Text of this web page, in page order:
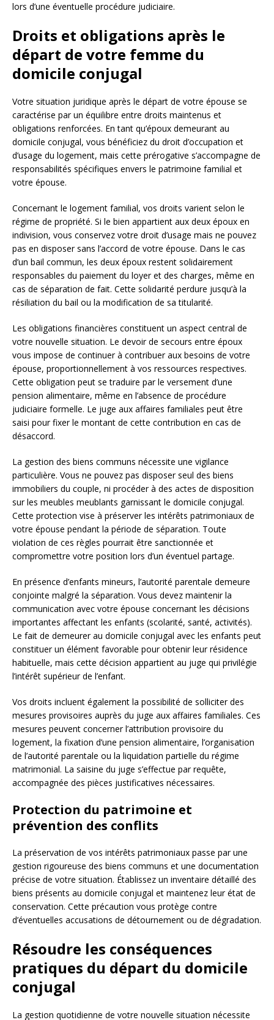
lors d’une éventuelle procédure judiciaire.
Droits et obligations après le
départ de votre femme du
domicile conjugal
Votre situation juridique après le départ de votre épouse se
caractérise par un équilibre entre droits maintenus et
obligations renforcées. En tant qu’époux demeurant au
domicile conjugal, vous bénéficiez du droit d’occupation et
d’usage du logement, mais cette prérogative s’accompagne de
responsabilités spécifiques envers le patrimoine familial et
votre épouse.
Concernant le logement familial, vos droits varient selon le
régime de propriété. Si le bien appartient aux deux époux en
indivision, vous conservez votre droit d’usage mais ne pouvez
pas en disposer sans l’accord de votre épouse. Dans le cas
d’un bail commun, les deux époux restent solidairement
responsables du paiement du loyer et des charges, même en
cas de séparation de fait. Cette solidarité perdure jusqu’à la
résiliation du bail ou la modification de sa titularité.
Les obligations financières constituent un aspect central de
votre nouvelle situation. Le devoir de secours entre époux
vous impose de continuer à contribuer aux besoins de votre
épouse, proportionnellement à vos ressources respectives.
Cette obligation peut se traduire par le versement d’une
pension alimentaire, même en l’absence de procédure
judiciaire formelle. Le juge aux affaires familiales peut être
saisi pour fixer le montant de cette contribution en cas de
désaccord.
La gestion des biens communs nécessite une vigilance
particulière. Vous ne pouvez pas disposer seul des biens
immobiliers du couple, ni procéder à des actes de disposition
sur les meubles meublants garnissant le domicile conjugal.
Cette protection vise à préserver les intérêts patrimoniaux de
votre épouse pendant la période de séparation. Toute
violation de ces règles pourrait être sanctionnée et
compromettre votre position lors d’un éventuel partage.
En présence d’enfants mineurs, l’autorité parentale demeure
conjointe malgré la séparation. Vous devez maintenir la
communication avec votre épouse concernant les décisions
importantes affectant les enfants (scolarité, santé, activités).
Le fait de demeurer au domicile conjugal avec les enfants peut
constituer un élément favorable pour obtenir leur résidence
habituelle, mais cette décision appartient au juge qui privilégie
l’intérêt supérieur de l’enfant.
Vos droits incluent également la possibilité de solliciter des
mesures provisoires auprès du juge aux affaires familiales. Ces
mesures peuvent concerner l’attribution provisoire du
logement, la fixation d’une pension alimentaire, l’organisation
de l’autorité parentale ou la liquidation partielle du régime
matrimonial. La saisine du juge s’effectue par requête,
accompagnée des pièces justificatives nécessaires.
Protection du patrimoine et
prévention des conflits
La préservation de vos intérêts patrimoniaux passe par une
gestion rigoureuse des biens communs et une documentation
précise de votre situation. Établissez un inventaire détaillé des
biens présents au domicile conjugal et maintenez leur état de
conservation. Cette précaution vous protège contre
d’éventuelles accusations de détournement ou de dégradation.
Résoudre les conséquences
pratiques du départ du domicile
conjugal
La gestion quotidienne de votre nouvelle situation nécessite